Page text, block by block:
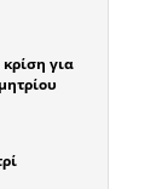
για